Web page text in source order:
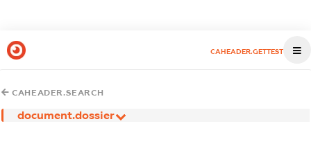
CAHEADER.GETTEST
CAHEADER.SEARCH
document.dossier